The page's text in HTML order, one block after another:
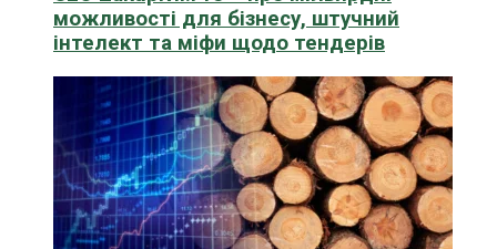
можливості для бізнесу, штучний
інтелект та міфи щодо тендерів